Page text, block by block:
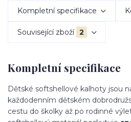
Kompletní specifikace
Související zboží 2
Kompletní specifikace
Dětské softshellové kalhoty jsou
každodenním dětském
cestu do školky až po rodinné